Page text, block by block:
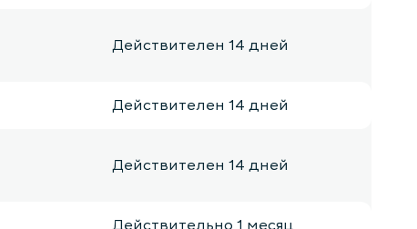
Действителен 14 дней
Действителен 14 дней
Действителен 14 дней